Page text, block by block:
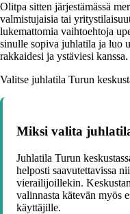
Olitpa sitten järjestämässä
valmistujaisia tai
lukemattomia vaihtoehtoja
sinulle sopiva juhlatila ja luo
rakkaidesi ja ystäviesi kanssa.
Valitse juhlatila Turun
Miksi valita
Juhlatila Turun
helposti saavutettavissa
vierailijoillekin.
valinnasta kätevän myös
käyttäjille.